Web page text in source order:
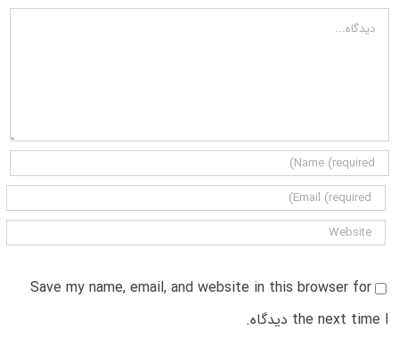
دیدگاه
Save my name, email, and website in this browser for
the next time I دیدگاه.